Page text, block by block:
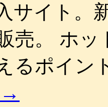
サイト。
売。 ホ
るポイン
→